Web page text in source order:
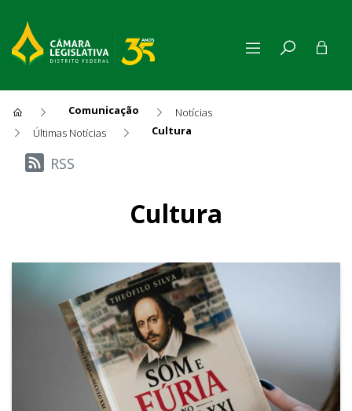
Comunicação
Notícias
Últimas Notícias
Cultura
Últimas Notícias
RSS
Cultura